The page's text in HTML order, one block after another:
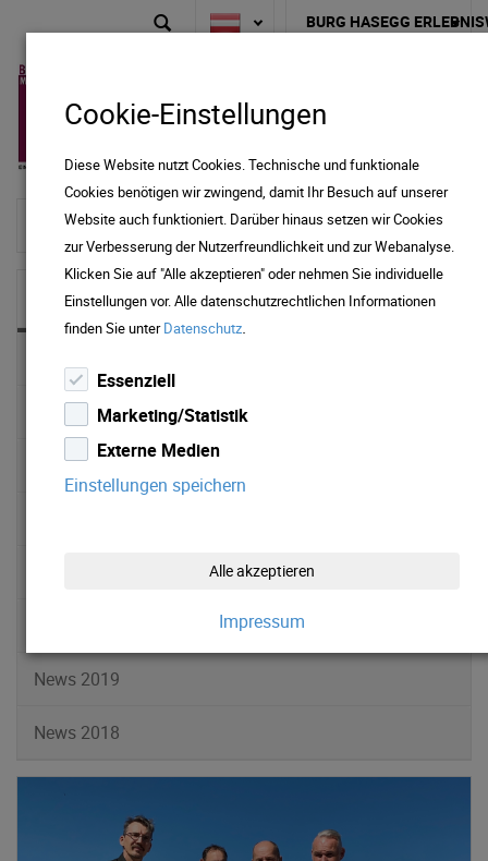
BURG HASEGG
zur Startseite
NEWS & MEDIA
News 2024
News 2023
News 2019
News 2018
Cookie-Einstellungen
Diese Website nutzt Cookies. Technische und funktionale
Cookies benötigen wir zwingend, damit Ihr Besuch auf unserer
Website auch funktioniert. Darüber hinaus setzen wir Cookies
zur Verbesserung der Nutzerfreundlichkeit und zur Webanalyse.
Klicken Sie auf "Alle akzeptieren" oder nehmen Sie individuelle
Einstellungen vor. Alle datenschutzrechtlichen Informationen
finden Sie unterDatenschutz.
Essenziell
Marketing/Statistik
Externe Medien
Einstellungen speichern
Alle akzeptieren
Impressum